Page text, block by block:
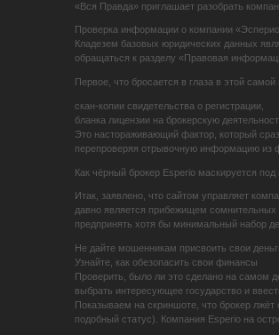
«Вся Правда» приглашает разобрать
Проверка информации о компании
Кладезем базовых юридических данных
обращаться к разделу «Правовая
Первое, что бросается в глаза в этой
скан-копии свидетельства о регистрации,
бланка лицензии на брокерскую
Это настораживающий фактор, который
перепроверяя отрывочную информацию из
Как чёрный брокер Esperio маскируется под
Итак, заявлено, что сайтом управляет
давно является прибежищем сомнительных
предпринять хотя бы минимальный набор
Не дайте мошенникам присвоить свои
Узнайте, как обезопасить свои финансы
Проверить, было ли это сделано на самом
выбрать интересующее государство и
Показываем на скриншоте, что брокер
подобный статус). Компания Esperio на